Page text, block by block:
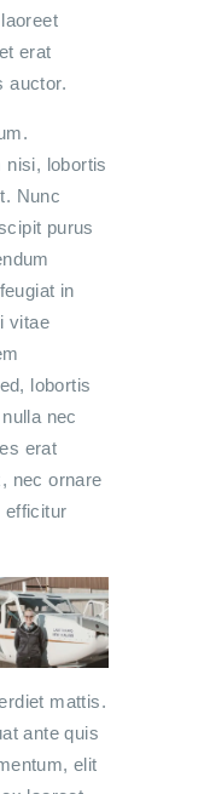
erat
auctor.
nisi, lobortis
Nunc
purus
in
vitae
lobortis
nec
erat
nec ornare
efficitur
mattis.
ante quis
elit